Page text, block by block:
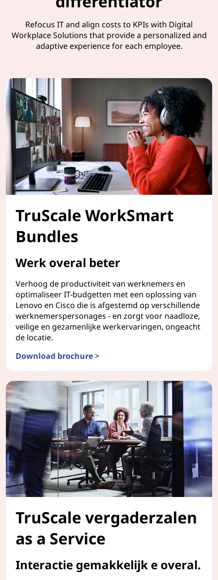
Refocus IT and align costs to KPIs with Digital
Workplace Solutions that provide a personalized and
adaptive experience for each employee.
TruScale WorkSmart
Bundles
Werk overal beter
Verhoog de productiviteit van werknemers en
optimaliseer IT-budgetten met een oplossing van
Lenovo en Cisco die is afgestemd op verschillende
werknemerspersonages - en zorgt voor naadloze,
veilige en gezamenlijke werkervaringen, ongeacht
de locatie.
Download brochure >
TruScale vergaderzalen
as a Service
Interactie gemakkelijk e overal.